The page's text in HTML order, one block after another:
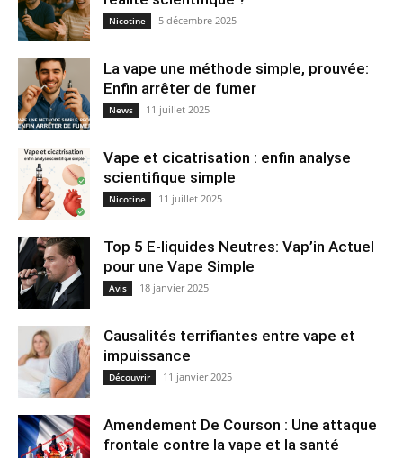
Nicotine 5 décembre 2025
La vape une méthode simple, prouvée:
Enfin arrêter de fumer
News 11 juillet 2025
Vape et cicatrisation : enfin analyse
scientifique simple
Nicotine 11 juillet 2025
Top 5 E-liquides Neutres: Vap’in Actuel
pour une Vape Simple
Avis 18 janvier 2025
Causalités terrifiantes entre vape et
impuissance
Découvrir 11 janvier 2025
Amendement De Courson : Une attaque
frontale contre la vape et la santé